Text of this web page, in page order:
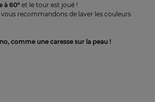
à 60°et le tour est joué !
recommandons de laver les couleurs
comme une caresse sur la peau !